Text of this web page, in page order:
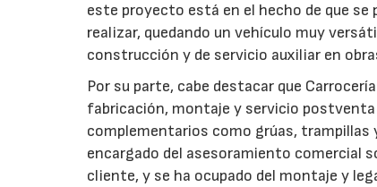
este proyecto está en el hecho de que
realizar, quedando un vehículo muy
construcción y de servicio auxiliar en
Por su parte, cabe destacar que
fabricación, montaje y servicio postventa
complementarios como grúas,
encargado del asesoramiento comercial
cliente, y se ha ocupado del montaje y